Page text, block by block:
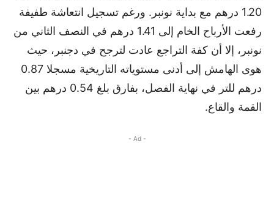
1.20 درهم مع بداية نونبر. ورغم تسجيل انتعاشة طفيفة
رفعت الأرباح الخام إلى 1.41 درهم في النصف الثاني من
نونبر، إلا أن كفة التراجع عادت لترجح في دجنبر، حيث
هوى الهامش إلى أدنى مستوياته التاريخية مسجلا 0.87
درهم للتر في نهاية الفصل، بفارق بلغ 0.54 درهم بين
القمة والقاع.
- Ad -